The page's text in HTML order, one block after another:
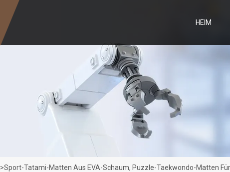
HEIM
>Sport-Tatami-Matten Aus EVA-Schaum, Puzzle-Taekwondo-Matten